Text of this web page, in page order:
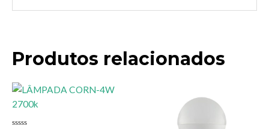
Produtos relacionados